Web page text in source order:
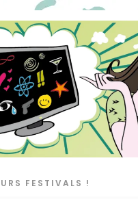
FESTIVALS !